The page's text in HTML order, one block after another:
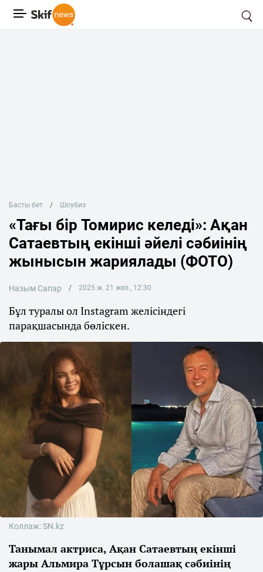
Басты бет Шоубиз
«Тағы бір Томирис келеді»: Ақан
Сатаевтың екінші әйелі сәбиінің
жынысын жариялады (ФОТО)
Назым Сапар 2025 ж. 21 жел., 12:30
Бұл туралы ол Instagram желісіндегі
парақшасында бөліскен.
Коллаж: SN.kz
Танымал актриса, Ақан Сатаевтың екінші
жары Альмира Тұрсын болашақ сәбиінің